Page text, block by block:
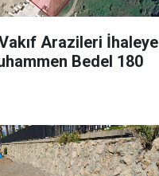
Arazileri İhaleye
Bedel 180